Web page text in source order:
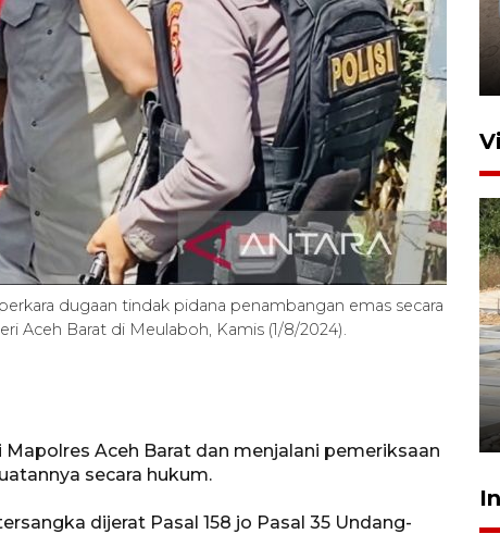
dugaan tindak pidana penambangan emas secara
Aceh Barat di Meulaboh, Kamis (1/8/2024).
Aceh Barat dan menjalani pemeriksaan
secara hukum.
dijerat Pasal 158 jo Pasal 35 Undang-
FOTO - Arus libur Panjang ke
Sabang meningkat
2 Juni 2026 10:33